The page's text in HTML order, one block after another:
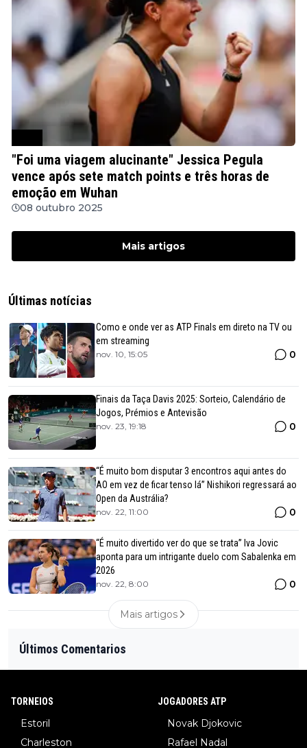
"Foi uma viagem alucinante" Jessica Pegula
vence após sete match points e três horas de
emoção em Wuhan
08 outubro 2025
Mais artigos
Últimas notícias
Como e onde ver as ATP Finals em direto na TV ou
em streaming
nov. 10, 15:05 0
Finais da Taça Davis 2025: Sorteio, Calendário de
Jogos, Prémios e Antevisão
nov. 23, 19:18 0
“É muito bom disputar 3 encontros aqui antes do
AO em vez de ficar tenso lá” Nishikori regressará ao
Open da Austrália?
nov. 22, 11:00 0
“É muito divertido ver do que se trata” Iva Jovic
aponta para um intrigante duelo com Sabalenka em
2026
nov. 22, 8:00 0
Mais artigos
Últimos Comentarios
TORNEIOS
Estoril
Charleston
JOGADORES ATP
Novak Djokovic
Rafael Nadal